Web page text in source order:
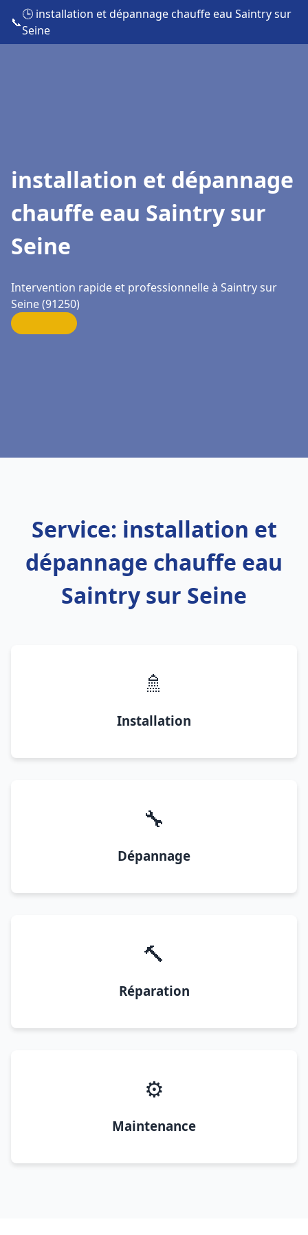
📞
🕒 installation et dépannage chauffe eau Saintry sur
Seine
installation et dépannage
chauffe eau Saintry sur
Seine
Intervention rapide et professionnelle à Saintry sur
Seine (91250)
Service: installation et
dépannage chauffe eau
Saintry sur Seine
🚿
Installation
🔧
Dépannage
🔨
Réparation
⚙️
Maintenance